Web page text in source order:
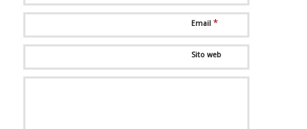
Email *
Sito web